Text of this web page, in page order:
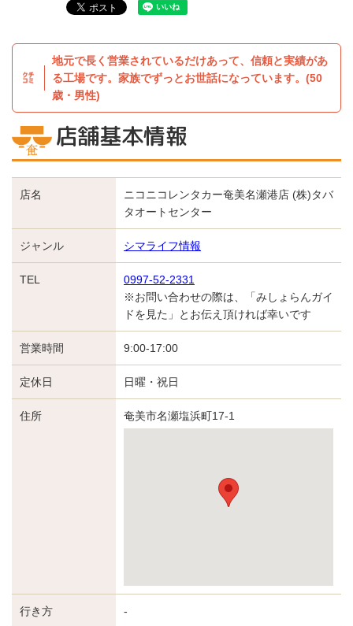
地元で長く営業されているだけあって、信頼と実績があ
る工場です。家族でずっとお世話になっています。(50
歳・男性)
店舗基本情報
店名
ニコニコレンタカー奄美名瀬港店 (株)タバ
タオートセンター
ジャンル シマライフ情報
TEL
0997-52-2331
※お問い合わせの際は、「みしょらんガイ
ドを見た」とお伝え頂ければ幸いです
営業時間 9:00-17:00
定休日 日曜・祝日
住所 奄美市名瀬塩浜町17-1
行き方 -